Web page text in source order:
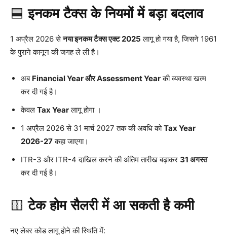
🟦 इनकम टैक्स के नियमों में बड़ा बदलाव
1 अप्रैल 2026 सेनया इनकम टैक्स एक्ट 2025 लागू हो गया है, जिसने 1961
के पुराने कानून की जगह ले ली है।
अब Financial Year और Assessment Yearकी व्यवस्था खत्म
कर दी गई है।
केवल Tax Yearलागू होगा ।
1 अप्रैल 2026 से 31 मार्च 2027 तक की अवधि कोTax Year
2026-27कहा जाएगा।
ITR-3 और ITR-4 दाखिल करने की अंतिम तारीख बढ़ाकर 31 अगस्त
कर दी गई है।
🟨 टेक होम सैलरी में आ सकती है कमी
नए लेबर कोड लागू होने की स्थिति में: